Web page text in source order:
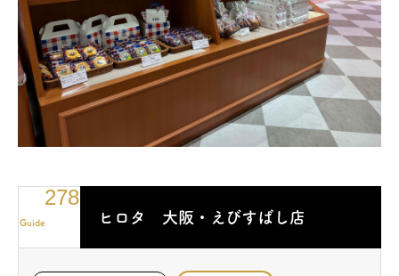
Guide
278
ヒロタ 大阪・えびすばし店